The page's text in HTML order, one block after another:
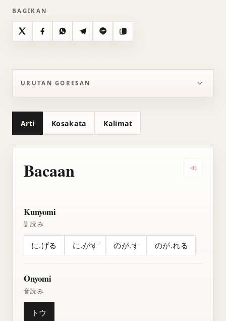
BAGIKAN
X FacebookWhatsAppTelegramLine Salin
URUTAN GORESAN
Arti Kosakata Kalimat
Bacaan
Kunyomi
訓読み
に.げる に.がす のが.す のが.れる
Onyomi
音読み
トウ